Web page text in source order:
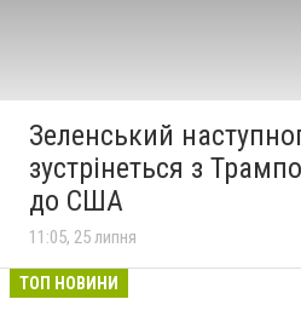
Зеленський
зустрінеться з
до США
11:05, 25 липня
ТОП НОВИНИ